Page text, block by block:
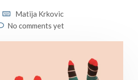
Matija Krkovic
No comments yet